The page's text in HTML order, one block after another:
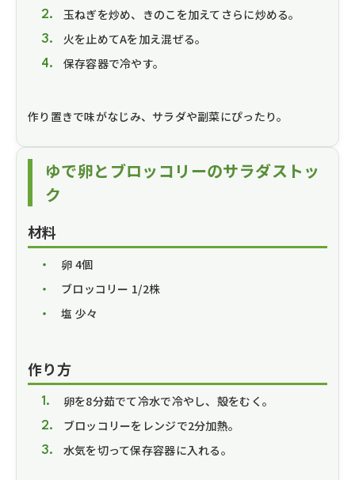
玉ねぎを炒め、きのこを加えてさらに炒める。
火を止めてAを加え混ぜる。
保存容器で冷やす。
作り置きで味がなじみ、サラダや副菜にぴったり。
ゆで卵とブロッコリーのサラダストッ
ク
材料
卵 4個
ブロッコリー 1/2株
塩 少々
作り方
卵を8分茹でて冷水で冷やし、殻をむく。
ブロッコリーをレンジで2分加熱。
水気を切って保存容器に入れる。